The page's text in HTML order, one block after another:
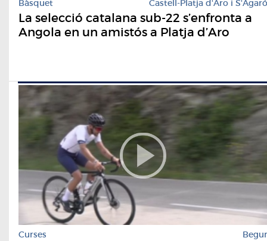
Bàsquet Castell-Platja d'Aro i S'Agaró
La selecció catalana sub-22 s’enfronta a
Angola en un amistós a Platja d’Aro
Curses Begur